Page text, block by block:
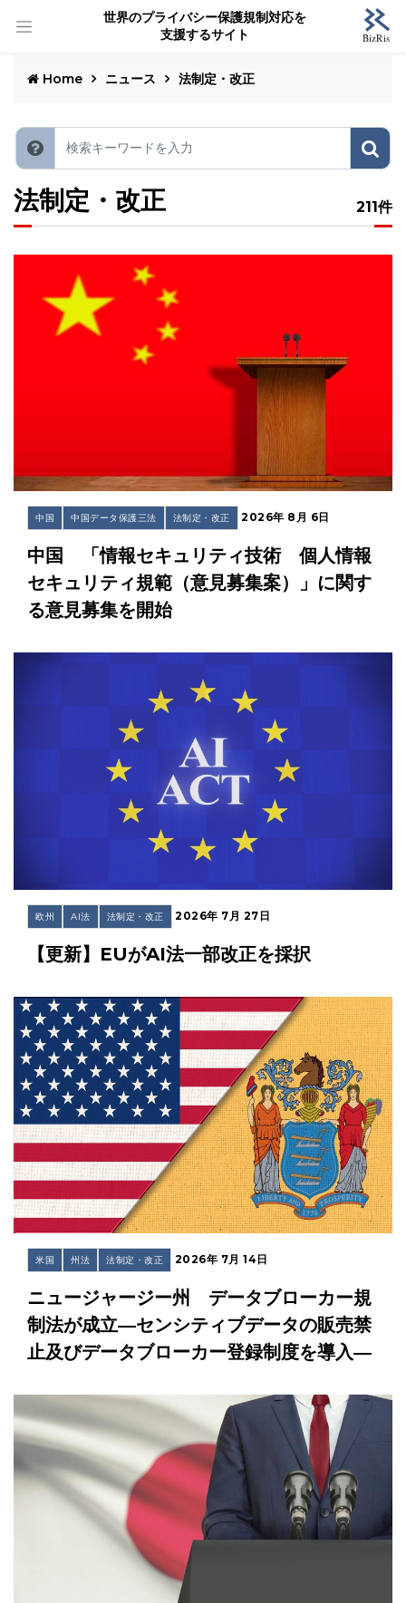
世界のプライバシー保護規制対応を
支援するサイト
Home ニュース 法制定・改正
法制定・改正 211件
中国 中国データ保護三法 法制定・改正 2026年 8月 6日
中国 「情報セキュリティ技術 個人情報
セキュリティ規範（意見募集案）」に関す
る意見募集を開始
欧州 AI法 法制定・改正 2026年 7月 27日
【更新】EUがAI法一部改正を採択
米国 州法 法制定・改正 2026年 7月 14日
ニュージャージー州 データブローカー規
制法が成立―センシティブデータの販売禁
止及びデータブローカー登録制度を導入―